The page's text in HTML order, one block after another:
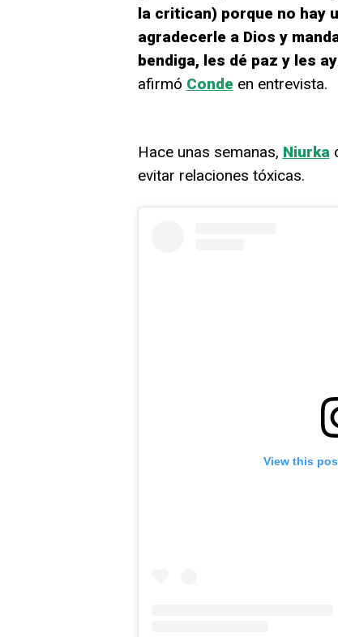
la critican) porque no hay
agradecerle a Dios y
bendiga, les dé paz y les
afirmó Condeen entrevista.
Hace unas semanas, Niurka
evitar relaciones tóxicas.
View this